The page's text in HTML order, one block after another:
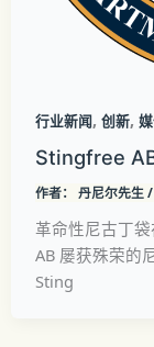
行业新闻, 创新,
Stingfree AB
作者： 丹尼尔先生/
革命性尼古丁
AB 屡获殊荣的
Sting